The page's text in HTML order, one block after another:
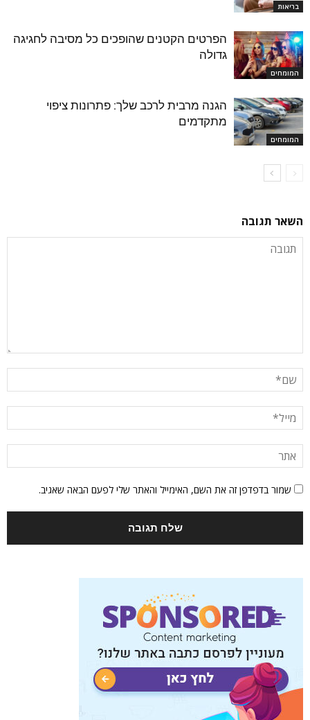
בריאות
המומחים
הפרטים הקטנים שהופכים כל מסיבה לחגיגה
גדולה
המומחים
הגנה מרבית לרכב שלך: פתרונות ציפוי
מתקדמים
השאר תגובה
שמור בדפדפן זה את השם, האימייל והאתר שלי לפעם הבאה שאגיב.